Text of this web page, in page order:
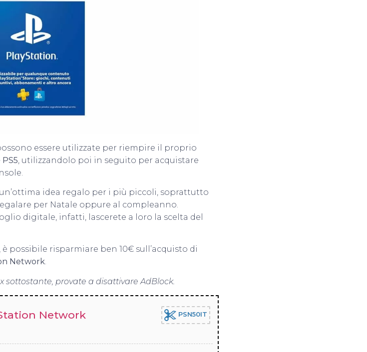
essere utilizzate per riempire il proprio
PS5 , utilizzandolo poi in seguito per acquistare
idea regalo per i più piccoli, soprattutto
per Natale oppure al compleanno.
digitale, infatti, lascerete a loro la scelta del
possibile risparmiare ben 10€ sull’acquisto di
Network.
sottostante, provate a disattivare AdBlock.
Network
PSN50IT